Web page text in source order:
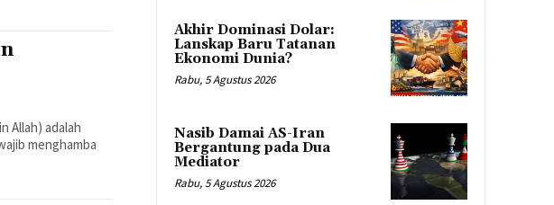
Allah) adalah
menghamba
Akhir Dominasi Dolar:
Lanskap Baru Tatanan
Ekonomi Dunia?
Rabu, 5 Agustus 2026
Nasib Damai AS-Iran
Bergantung pada Dua
Mediator
Rabu, 5 Agustus 2026